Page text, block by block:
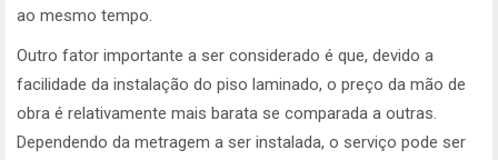
ao mesmo tempo.
Outro fator importante a ser considerado é que, devido a
facilidade da instalação do piso laminado, o preço da mão de
obra é relativamente mais barata se comparada a outras.
Dependendo da metragem a ser instalada, o serviço pode ser